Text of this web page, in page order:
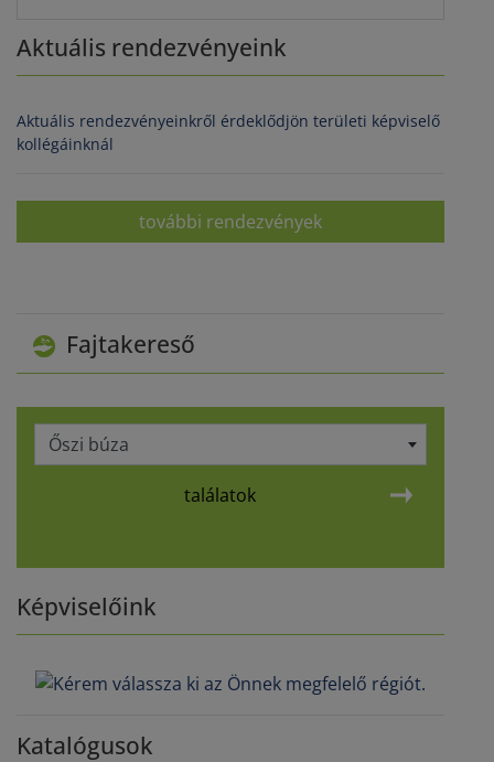
Aktuális rendezvényeink
Aktuális rendezvényeinkről érdeklődjön területi képviselő
kollégáinknál
további rendezvények
Fajtakereső
Őszi búza
találatok
Képviselőink
Katalógusok